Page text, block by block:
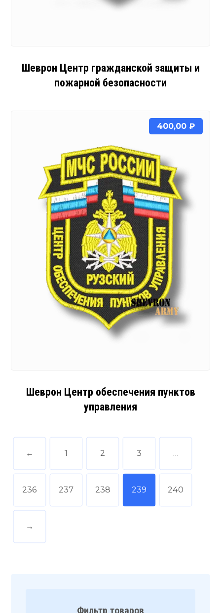
Шеврон Центр гражданской защиты и
пожарной безопасности
Шеврон Центр обеспечения пунктов
управления
400,00 ₽
← 1 2 3 …
236 237 238 239 240
→
Фильтр товаров